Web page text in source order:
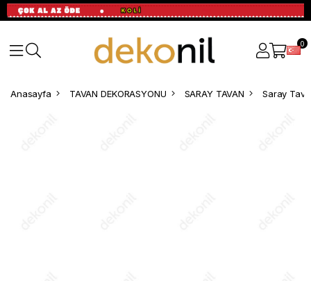
0
Anasayfa TAVAN DEKORASYONU SARAY TAVAN Saray